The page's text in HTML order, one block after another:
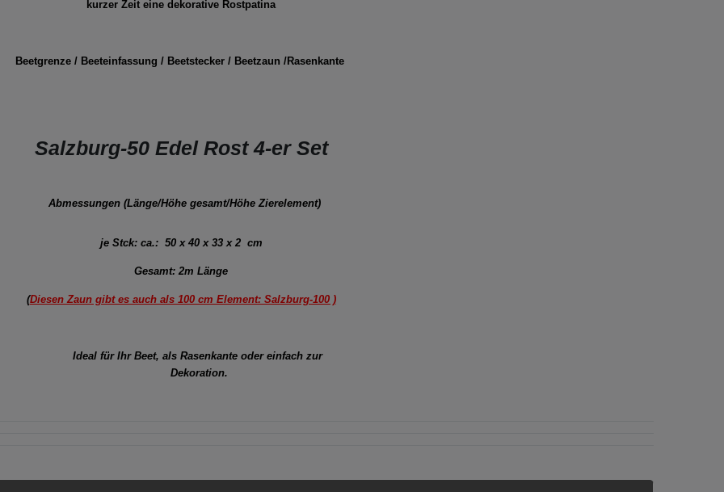
kurzer Zeit eine dekorative Rostpatina
Beetgrenze / Beeteinfassung / Beetstecker / Beetzaun /Rasenkante
Salzburg-50 Edel Rost 4-er Set
Abmessungen (Länge/Höhe gesamt/Höhe Zierelement)
je Stck: ca.: 50 x 40 x 33 x 2 cm
Gesamt: 2m Länge
(Diesen Zaun gibt es auch als 100 cm Element: Salzburg-100 )
Ideal für Ihr Beet, als Rasenkante oder einfach zur
Dekoration.